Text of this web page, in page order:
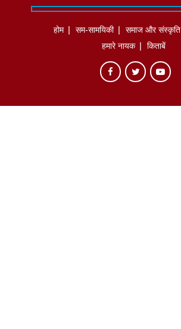
होम सम-सामयिकी समाज और संस्कृति
हमारे नायक
किताबें